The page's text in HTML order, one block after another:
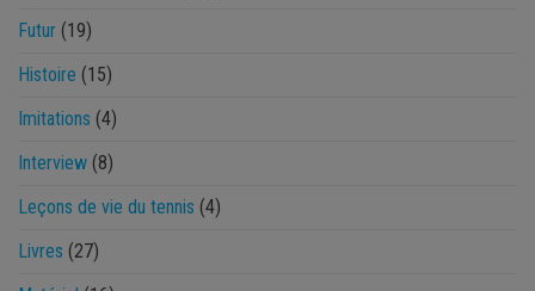
Futur (19)
Histoire (15)
Imitations (4)
Interview (8)
Leçons de vie du tennis (4)
Livres (27)